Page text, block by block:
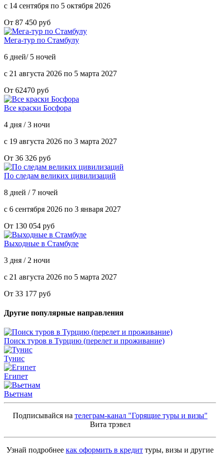
с 14 сентября по 5 октября 2026
От 87 450 руб
Мега-тур по Стамбулу
6 дней/ 5 ночей
с 21 августа 2026 по 5 марта 2027
От 62470 руб
Все краски Босфора
4 дня / 3 ночи
с 19 августа 2026 по 3 марта 2027
От 36 326 руб
По следам великих цивилизаций
8 дней / 7 ночей
с 6 сентября 2026 по 3 января 2027
От 130 054 руб
Выходные в Стамбуле
3 дня / 2 ночи
с 21 августа 2026 по 5 марта 2027
От 33 177 руб
Другие популярные направления
Поиск туров в Турцию (перелет и проживание)
Тунис
Египет
Вьетнам
Подписывайся на телеграм-канал "Горящие туры и визы"
Вита трэвел
Узнай подробнее как оформить в кредит туры, визы и другие